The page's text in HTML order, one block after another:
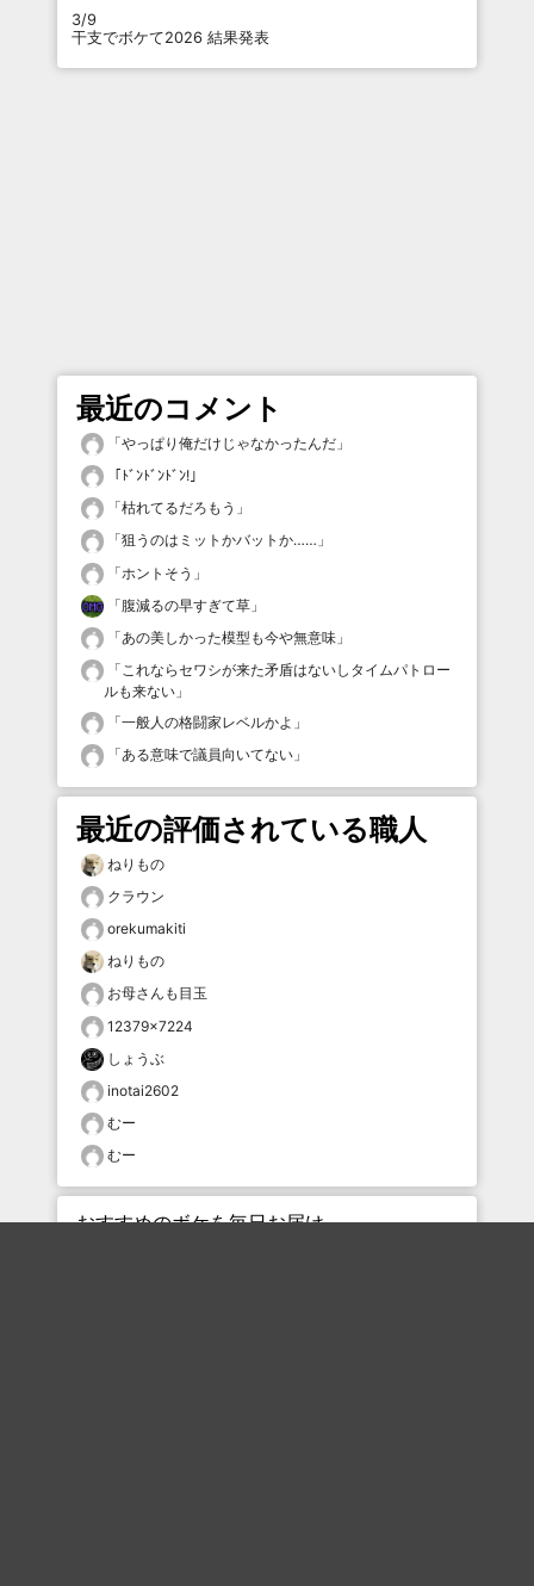
3/9
干支でボケて2026 結果発表
最近のコメント
「やっぱり俺だけじゃなかったんだ 」
「 ﾄﾞﾝﾄﾞﾝﾄﾞﾝ! 」
「枯れてるだろもう 」
「狙うのはミットかバットか…… 」
「ホントそう 」
「腹減るの早すぎて草 」
「あの美しかった模型も今や無意味 」
「これならセワシが来た矛盾はないしタイムパトロー
ルも来ない 」
「一般人の格闘家レベルかよ 」
「ある意味で議員向いてない 」
最近の評価されている職人
ねりもの
クラウン
orekumakiti
ねりもの
お母さんも目玉
12379×7224
しょうぶ
inotai2602
むー
むー
おすすめのボケを毎日お届け